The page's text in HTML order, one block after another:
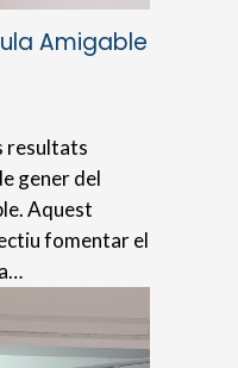
Amigable
resultats
gener del
Aquest
fomentar el